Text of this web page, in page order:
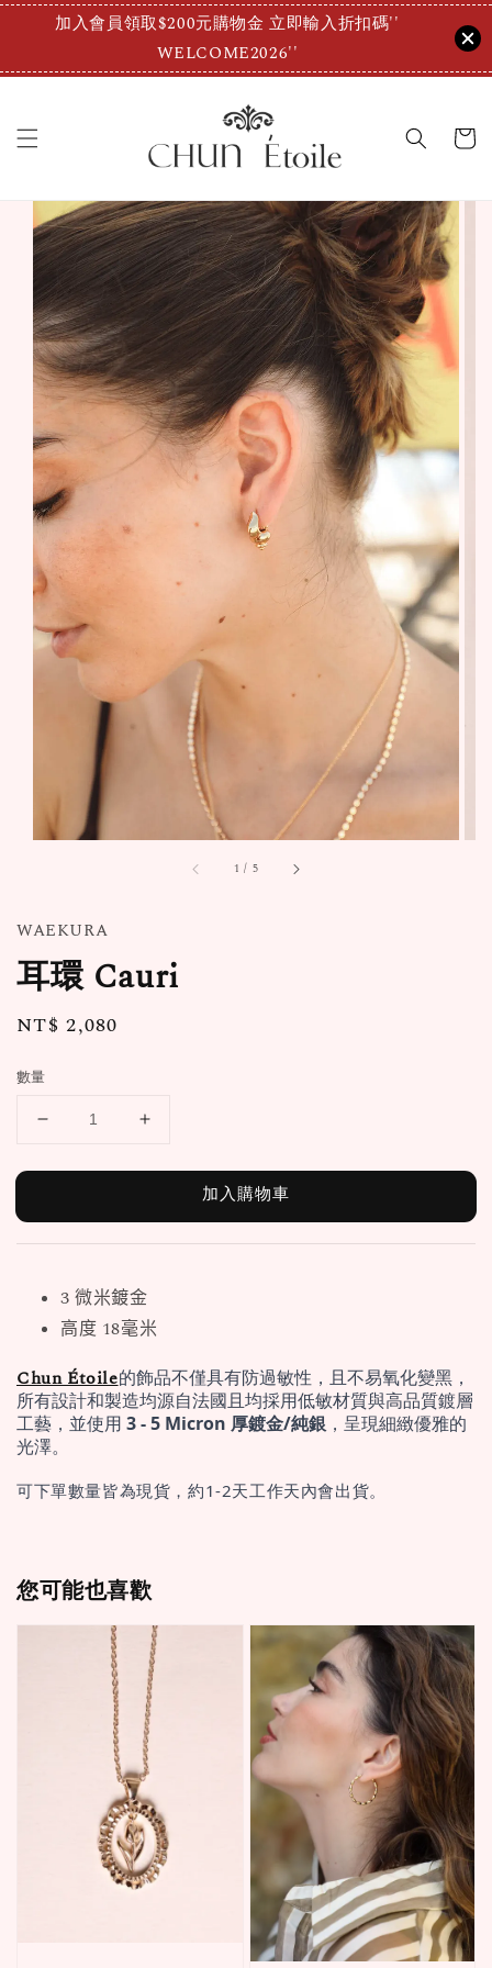
加入會員領取$200元購物金 立即輸入折扣碼''
WELCOME2026''
1 / 5
WAEKURA
耳環 Cauri
Regular
NT$ 2,080
數量
加入購物車
3 微米鍍金
高度 18毫米
Chun Étoile的飾品不僅具有防過敏性，且不易氧化變黑，
所有設計和製造均源自法國且均採用低敏材質與高品質鍍層
工藝，並使用 3 - 5 Micron 厚鍍金/純銀 ，呈現細緻優雅的
光澤。
可下單數量皆為現貨，約1-2天工作天內會出貨。
您可能也喜歡